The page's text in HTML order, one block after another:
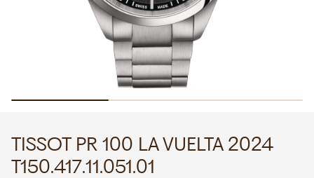
WHATSAPP VIBER
VOLEJTE 9:00–18:00+420 775 138 346
TISSOT PR 100 LA VUELTA 2024
T150.417.11.051.01